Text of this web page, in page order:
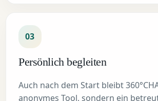
03
Persönlich begleiten
Auch nach dem Start bleibt
anonymes Tool, sondern ein